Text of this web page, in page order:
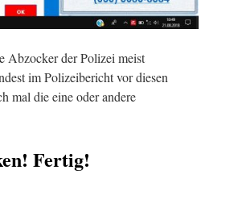
Abzocker der Polizei meist
im Polizeibericht vor diesen
mal die eine oder andere
Fertig!